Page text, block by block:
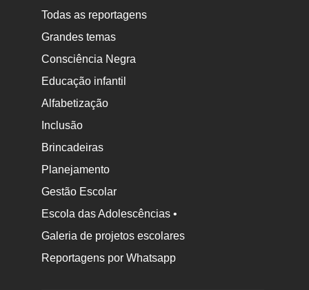
Todas as reportagens
Grandes temas
Consciência Negra
Educação infantil
Alfabetização
Inclusão
Brincadeiras
Planejamento
Gestão Escolar
Escola das Adolescências •
Galeria de projetos escolares
Reportagens por Whatsapp